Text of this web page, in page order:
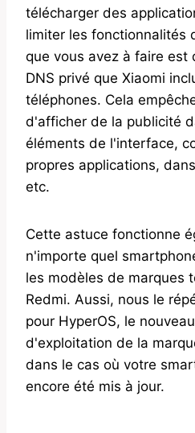
télécharger des
limiter les fonctionnalités
que vous avez à faire est
DNS privé que Xiaomi
téléphones. Cela
d'afficher de la publicité
éléments de l'interface,
propres applications,
etc.
Cette astuce fonctionne
n'importe quel
les modèles de marques
Redmi. Aussi, nous le
pour HyperOS, le
d'exploitation de la
dans le cas où votre
encore été mis à jour.